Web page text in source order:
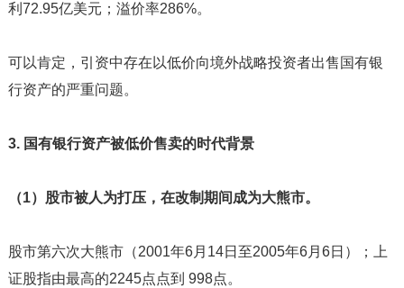
利72.95亿美元；溢价率286%。
可以肯定，引资中存在以低价向境外战略投资者出售国有银
行资产的严重问题。
3. 国有银行资产被低价售卖的时代背景
（1）股市被人为打压，在改制期间成为大熊市。
股市第六次大熊市（2001年6月14日至2005年6月6日）；上
证股指由最高的2245点点到 998点。